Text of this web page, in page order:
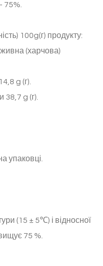
75%.
100g(г) продукту:
(харчова)
g (г).
38,7 g (г).
упаковці.
(15 ± 5℃) і відносної
75 %.